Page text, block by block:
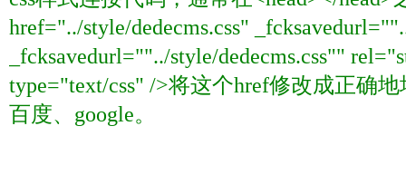
href="../style/dedecms.css"
_fcksavedurl=""../style/dedecms.css""
type="text/css" />将这个href修改成正确
百度、 google。